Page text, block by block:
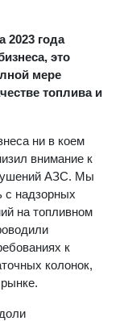
2023 года
это
мере
топлива и
ни в коем
внимание к
АЗС. Мы
с надзорных
на топливном
к
колонок,